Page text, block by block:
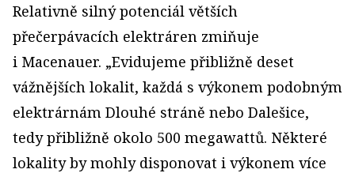
Relativně silný potenciál větších
přečerpávacích elektráren zmiňuje
i Macenauer. „Evidujeme přibližně deset
vážnějších lokalit, každá s výkonem podobným
elektrárnám Dlouhé stráně nebo Dalešice,
tedy přibližně okolo 500 megawattů. Některé
lokality by mohly disponovat i výkonem více